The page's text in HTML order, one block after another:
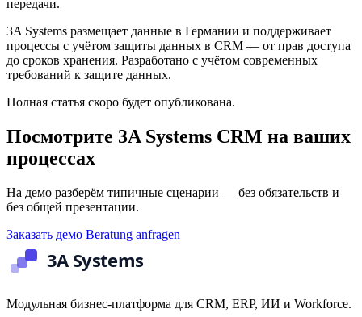
передачи.
3A Systems размещает данные в Германии и поддерживает
процессы с учётом защиты данных в CRM — от прав доступа
до сроков хранения. Разработано с учётом современных
требований к защите данных.
Полная статья скоро будет опубликована.
Посмотрите 3A Systems CRM на ваших
процессах
На демо разберём типичные сценарии — без обязательств и
без общей презентации.
Заказать демо Beratung anfragen
Модульная бизнес-платформа для CRM, ERP, ИИ и Workforce.